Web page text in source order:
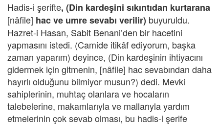
Hadis-i şerifte, (Din kardeşini sıkıntıdan kurtarana
[nâfile] hac ve umre sevabı verilir) buyuruldu.
Hazret-i Hasan, Sabit Benani’den bir hacetini
yapmasını istedi. (Camide itikâf ediyorum, başka
zaman yaparım) deyince, (Din kardeşinin ihtiyacını
gidermek için gitmenin, [nâfile] hac sevabından daha
hayırlı olduğunu bilmiyor musun?) dedi. Mevki
sahiplerinin, muhtaç olanlara ve hocaların
talebelerine, makamlarıyla ve mallarıyla yardım
etmelerinin çok sevab olması, bu hadis-i şerife